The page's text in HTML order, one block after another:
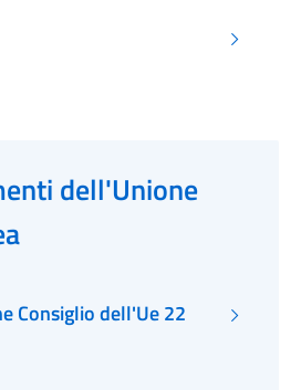
dell'Unione
Consiglio dell'Ue 22